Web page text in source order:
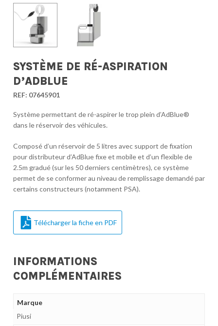
SYSTÈME DE RÉ-ASPIRATION
D’ADBLUE
REF: 07645901
Système permettant de ré-aspirer le trop plein d’AdBlue®
dans le réservoir des véhicules.
Composé d’un réservoir de 5 litres avec support de fixation
pour distributeur d’AdBlue fixe et mobile et d’un flexible de
2.5m gradué (sur les 50 derniers centimètres), ce système
permet de se conformer au niveau de remplissage demandé par
certains constructeurs (notamment PSA).
Télécharger la fiche en PDF
INFORMATIONS
COMPLÉMENTAIRES
Marque
Piusi